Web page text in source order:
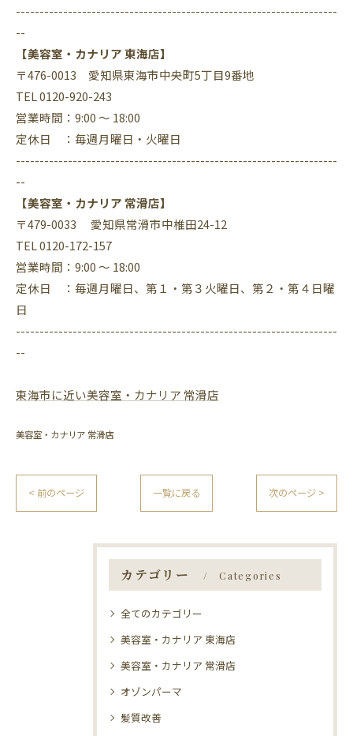
--------------------------------------------------------------------
--
【美容室・カナリア 東海店】
〒476-0013 愛知県東海市中央町5丁目9番地
TEL 0120-920-243
営業時間：9:00 ～ 18:00
定休日 ：毎週月曜日・火曜日
--------------------------------------------------------------------
--
【美容室・カナリア 常滑店】
〒479-0033 愛知県常滑市中椎田24-12
TEL 0120-172-157
営業時間：9:00 ～ 18:00
定休日 ：毎週月曜日、第１・第３火曜日、第２・第４日曜
日
--------------------------------------------------------------------
--
東海市に近い美容室・カナリア 常滑店
美容室・カナリア 常滑店
< 前のページ 一覧に戻る 次のページ >
カテゴリー Categories
全てのカテゴリー
美容室・カナリア 東海店
美容室・カナリア 常滑店
オゾンパーマ
髪質改善